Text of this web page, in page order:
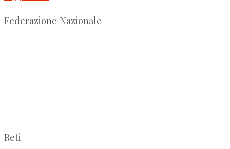
Federazione Nazionale
Reti